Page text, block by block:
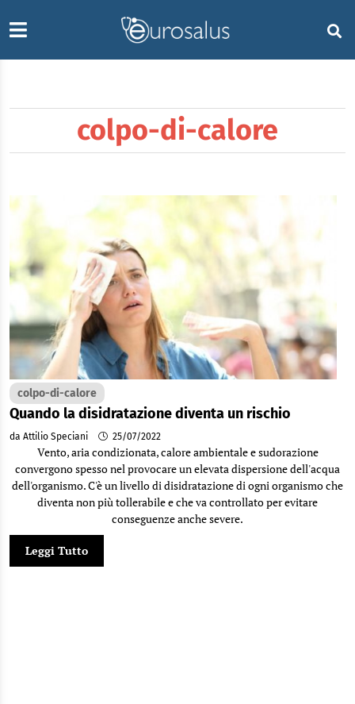
colpo-di-calore
colpo-di-calore
Quando la disidratazione diventa un rischio
da Attilio Speciani 25/07/2022
Vento, aria condizionata, calore ambientale e sudorazione
convergono spesso nel provocare un elevata dispersione dell'acqua
dell'organismo. C'è un livello di disidratazione di ogni organismo che
diventa non più tollerabile e che va controllato per evitare
conseguenze anche severe.
Leggi Tutto